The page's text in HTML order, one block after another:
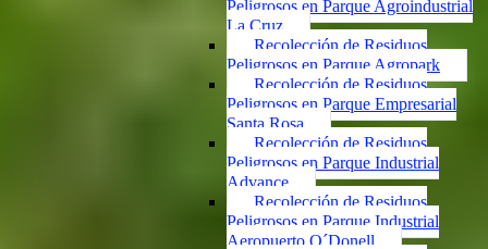
Peligrosos en Parque Agroindustrial
La Cruz
Recolección de Residuos
Peligrosos en Parque Agropark
Recolección de Residuos
Peligrosos en Parque Empresarial
Santa Rosa
Recolección de Residuos
Peligrosos en Parque Industrial
Advance
Recolección de Residuos
Peligrosos en Parque Industrial
Aeropuerto O´Donell